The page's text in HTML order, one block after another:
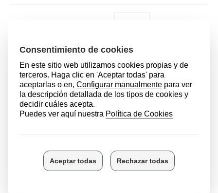
AÑADIR AL CARRITO
Modelos compatibles
RH8929WO/2D0